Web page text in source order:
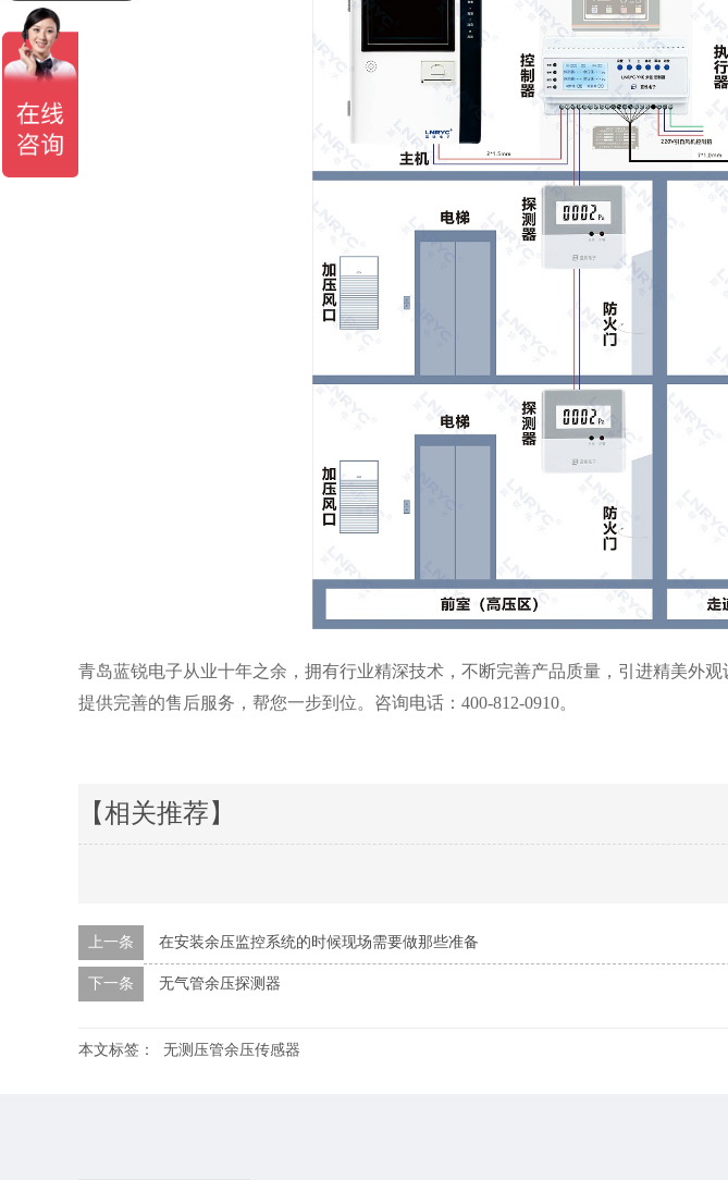
青岛蓝锐电子从业十年之余，拥有行业精深技术，不断完善产品质量，引进精美外
提供完善的售后服务，帮您一步到位。咨询电话：400-812-0910。
【相关推荐】
上一条 在安装余压监控系统的时候现场需要做那些准备
下一条 无气管余压探测器
本文标签： 无测压管余压传感器